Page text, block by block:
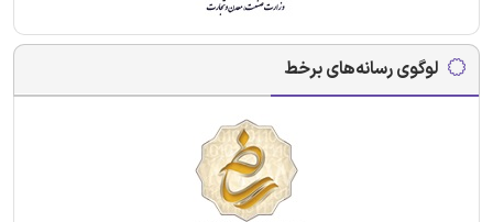
لوگوی رسانه‌های برخط